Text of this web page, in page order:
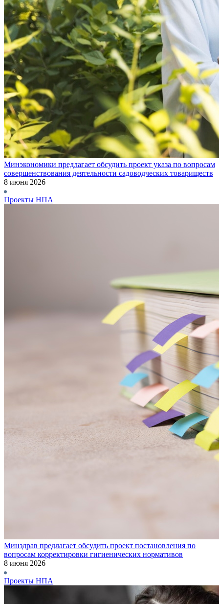
Минэкономики предлагает обсудить проект указа по вопросам
совершенствования деятельности садоводческих товариществ
8 июня 2026
Проекты НПА
Минздрав предлагает обсудить проект постановления по
вопросам корректировки гигиенических нормативов
8 июня 2026
Проекты НПА